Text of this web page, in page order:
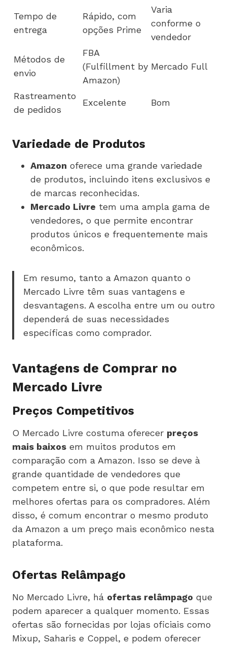
Tempo de
entrega
Rápido, com
opções Prime
Varia
conforme o
vendedor
Métodos de
envio
FBA
(Fulfillment by
Amazon)
Mercado Full
Rastreamento
de pedidos
Excelente Bom
Variedade de Produtos
Amazon oferece uma grande variedade
de produtos, incluindo itens exclusivos e
de marcas reconhecidas.
Mercado Livre tem uma ampla gama de
vendedores, o que permite encontrar
produtos únicos e frequentemente mais
econômicos.
Em resumo, tanto a Amazon quanto o
Mercado Livre têm suas vantagens e
desvantagens. A escolha entre um ou outro
dependerá de suas necessidades
específicas como comprador.
Vantagens de Comprar no
Mercado Livre
Preços Competitivos
O Mercado Livre costuma oferecer preços
mais baixos em muitos produtos em
comparação com a Amazon. Isso se deve à
grande quantidade de vendedores que
competem entre si, o que pode resultar em
melhores ofertas para os compradores. Além
disso, é comum encontrar o mesmo produto
da Amazon a um preço mais econômico nesta
plataforma.
Ofertas Relâmpago
No Mercado Livre, há ofertas relâmpago que
podem aparecer a qualquer momento. Essas
ofertas são fornecidas por lojas oficiais como
Mixup, Saharis e Coppel, e podem oferecer